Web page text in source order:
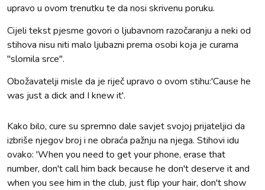
upravo u ovom trenutku te da nosi skrivenu poruku.
Cijeli tekst pjesme govori o ljubavnom razočaranju a neki od
stihova nisu niti malo ljubazni prema osobi koja je curama
"slomila srce".
Obožavatelji misle da je riječ upravo o ovom stihu:'Cause he
was just a dick and I knew it'.
Kako bilo, cure su spremno dale savjet svojoj prijateljici da
izbriše njegov broj i ne obraća pažnju na njega. Stihovi idu
ovako: 'When you need to get your phone, erase that
number, don't call him back because he don't deserve it and
when you see him in the club, just flip your hair, don't show